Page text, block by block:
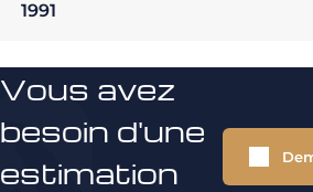
1991
Vous avez
besoin d'une
estimation